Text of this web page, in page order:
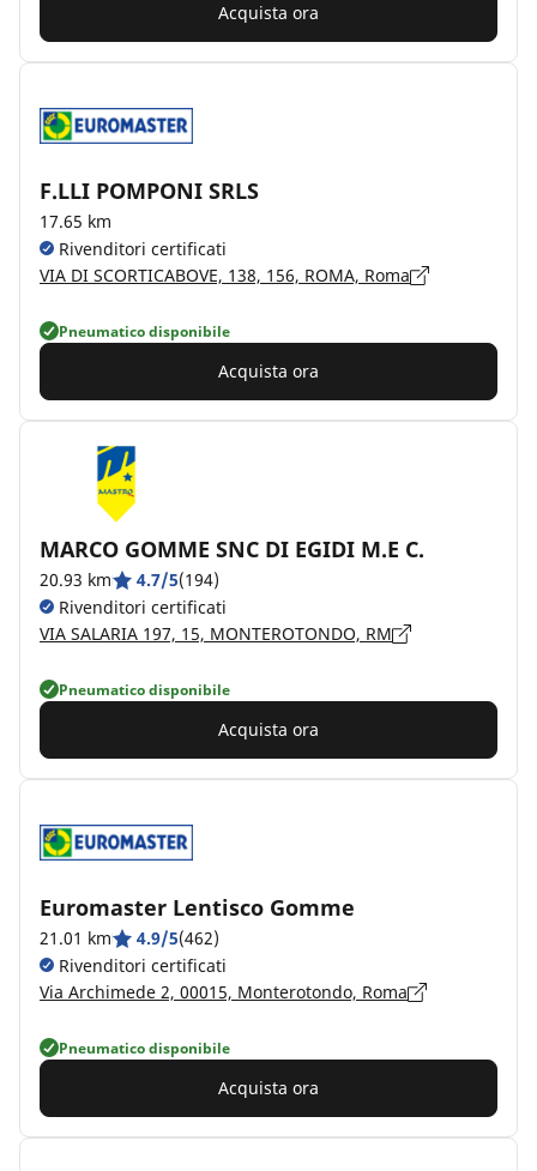
Acquista ora
F.LLI POMPONI SRLS
17.65 km
Rivenditori certificati
VIA DI SCORTICABOVE, 138, 156, ROMA, Roma
Pneumatico disponibile
Acquista ora
MARCO GOMME SNC DI EGIDI M.E C.
20.93 km 4.7/5(194)
Rivenditori certificati
VIA SALARIA 197, 15, MONTEROTONDO, RM
Pneumatico disponibile
Acquista ora
Euromaster Lentisco Gomme
21.01 km 4.9/5(462)
Rivenditori certificati
Via Archimede 2, 00015, Monterotondo, Roma
Pneumatico disponibile
Acquista ora